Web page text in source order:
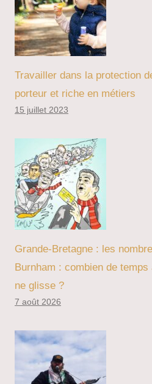
Travailler dans la protection
porteur et riche en métiers
15 juillet 2023
Grande-Bretagne : les
Burnham : combien de
ne glisse ?
7 août 2026